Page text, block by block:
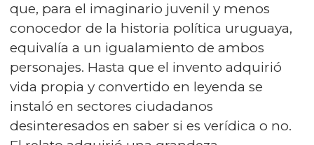
que, para el imaginario juvenil y menos
conocedor de la historia política uruguaya,
equivalía a un igualamiento de ambos
personajes. Hasta que el invento adquirió
vida propia y convertido en leyenda se
instaló en sectores ciudadanos
desinteresados en saber si es verídica o no.